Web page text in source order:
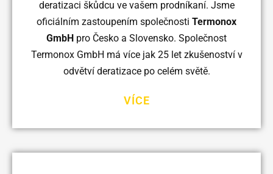
deratizaci škůdcu ve vašem prodníkaní. Jsme
oficiálním zastoupením společnosti Termonox
GmbH pro Česko a Slovensko. Společnost
Termonox GmbH má více jak 25 let zkušenoství v
odvětví deratizace po celém světě.
VÍCE